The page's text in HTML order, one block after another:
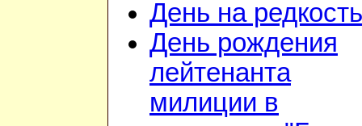
День на редкость
День рождения
лейтенанта
милиции в